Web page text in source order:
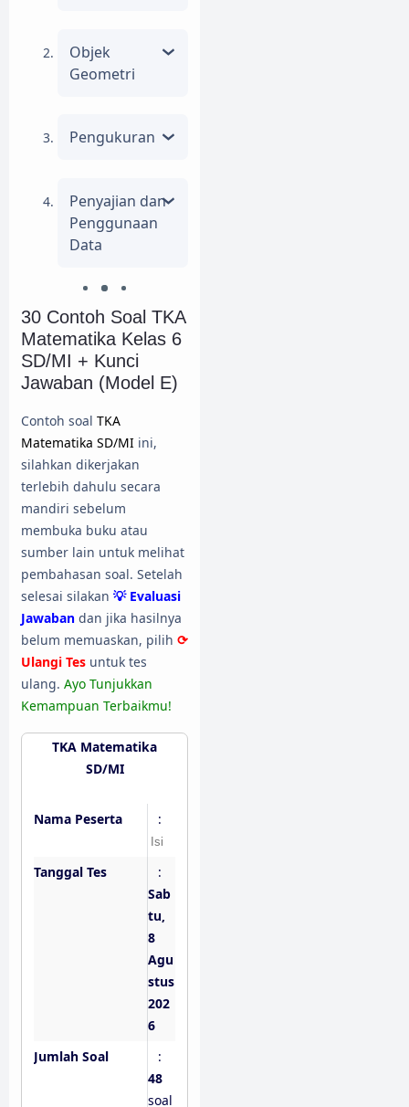
Objek
Geometri
Pengukuran
Penyajian dan
Penggunaan
Data
30 Contoh Soal TKA
Matematika Kelas 6
SD/MI + Kunci
Jawaban (Model E)
Contoh soal TKA
Matematika SD/MI ini,
silahkan dikerjakan
terlebih dahulu secara
mandiri sebelum
membuka buku atau
sumber lain untuk melihat
pembahasan soal. Setelah
selesai silakan 💡 Evaluasi
Jawaban dan jika hasilnya
belum memuaskan, pilih ⟳
Ulangi Tes untuk tes
ulang. Ayo Tunjukkan
Kemampuan Terbaikmu!
TKA Matematika
SD/MI
Nama Peserta :
Tanggal Tes
:
Sab
tu,
8
Agu
stus
202
6
Jumlah Soal
:
48
soal